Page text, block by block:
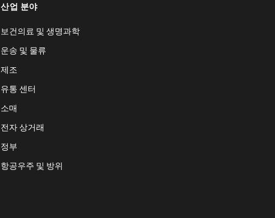
산업 분야
보건의료 및 생명과학
운송 및 물류
제조
유통 센터
소매
전자 상거래
정부
항공우주 및 방위